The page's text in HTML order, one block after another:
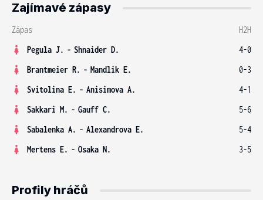
Zajímavé zápasy
Zápas
H2H
Pegula J. - Shnaider D.
4-0
Brantmeier R. - Mandlik E.
0-3
Svitolina E. - Anisimova A.
4-1
Sakkari M. - Gauff C.
5-6
Sabalenka A. - Alexandrova E.
5-4
Mertens E. - Osaka N. 3-5
Profily hráčů